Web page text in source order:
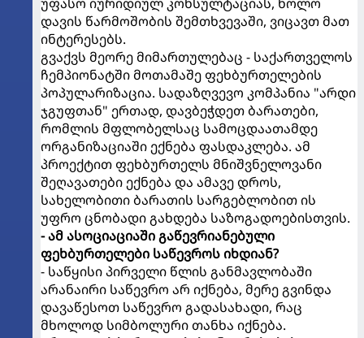
დავის წარმოშობის შემთხვევაში, ვიცავთ მათ
ინტერესებს.
გვაქვს მეორე მიმართულებაც - საქართველოს
ჩემპიონატში მოთამაშე ფეხბურთელების
პოპულარიზაცია. სადაზღვევო კომპანია "არდი
ჯგუფთან" ერთად, დავბეჭდეთ ბარათები,
რომლის მფლობელსაც სამოცდაათამდე
ორგანიზაციაში ექნება ფასდაკლება. ამ
პროექტით ფეხბურთელს მნიშვნელოვანი
შეღავათები ექნება და ამავე დროს,
სახელობითი ბარათის სარგებლობით ის
უფრო ცნობადი გახდება საზოგადოებისთვის.
- ამ ასოციაციაში გაწევრიანებული
ფეხბურთელები საწევროს იხდიან?
- საწყისი პირველი წლის განმავლობაში
არანაირი საწევრო არ იქნება, მერე გვინდა
დავაწესოთ საწევრო გადასახადი, რაც
მხოლოდ სიმბოლური თანხა იქნება.